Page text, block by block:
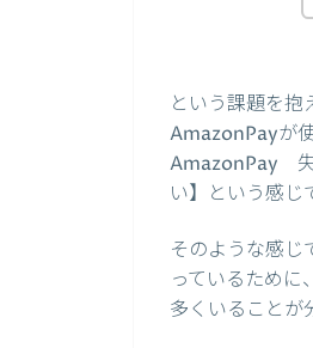
という課題を抱
AmazonPayが
AmazonPay
い】という感じ
そのような感
っているため
多くいることが